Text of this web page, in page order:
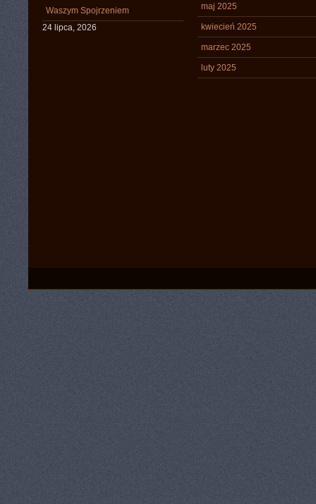
Waszym Spojrzeniem
24 lipca, 2026
maj 2025
kwiecień 2025
marzec 2025
luty 2025